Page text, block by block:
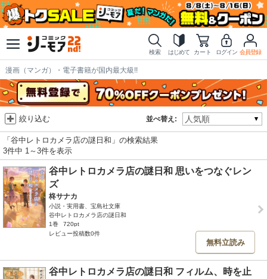
検索 はじめて カート ログイン 会員登録
漫画（マンガ）・電子書籍が国内最大級!!
並べ替え:
絞り込む
「谷中レトロカメラ店の謎日和」の検索結果
3件中 1～3件を表示
谷中レトロカメラ店の謎日和 思いをつなぐレン
ズ
柊サナカ
小説・実用書、宝島社文庫
谷中レトロカメラ店の謎日和
1巻
720pt
レビュー投稿数0件
無料立読み
谷中レトロカメラ店の謎日和 フィルム、時を止